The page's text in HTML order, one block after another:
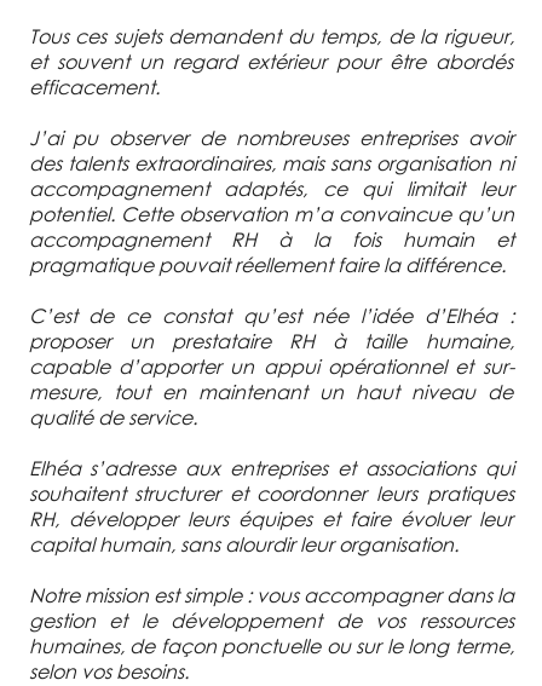
Tous ces sujets demandent du temps, de la rigueur,
et souvent un regard extérieur pour être abordés
efficacement.
J’ai pu observer de nombreuses entreprises avoir
des talents extraordinaires, mais sans organisation ni
accompagnement adaptés, ce qui limitait leur
potentiel. Cette observation m’a convaincue qu’un
accompagnement RH à la fois humain et
pragmatique pouvait réellement faire la différence.
C’est de ce constat qu’est née l’idée d’Elhéa :
proposer un prestataire RH à taille humaine,
capable d’apporter un appui opérationnel et sur-
mesure, tout en maintenant un haut niveau de
qualité de service.
Elhéa s’adresse aux entreprises et associations qui
souhaitent structurer et coordonner leurs pratiques
RH, développer leurs équipes et faire évoluer leur
capital humain, sans alourdir leur organisation.
Notre mission est simple : vous accompagner dans la
gestion et le développement de vos ressources
humaines, de façon ponctuelle ou sur le long terme,
selon vos besoins.